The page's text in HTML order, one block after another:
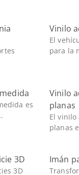
Vinilo
El
para la
es
Vinilo
planas
El
planas
3D
3D
Imán